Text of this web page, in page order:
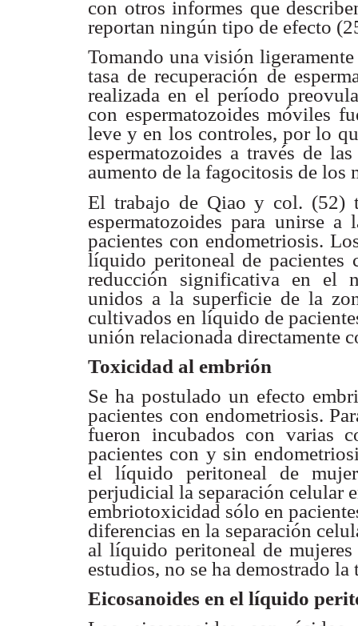
con otros informes que
reportan ningún tipo de efecto
Tomando una visión
tasa de recuperación de
realizada en el período
con espermatozoides móviles
leve y en los controles, por lo
espermatozoides a través de
aumento de la fagocitosis de los
El trabajo de Qiao y col. (52)
espermatozoides para unirse
pacientes con endometriosis.
líquido peritoneal de pacientes
reducción significativa en el
unidos a la superficie de la
cultivados en líquido de
unión relacionada directamente
Toxicidad al embrión
Se ha postulado un efecto
pacientes con endometriosis.
fueron incubados con varias
pacientes con y sin
el líquido peritoneal de
perjudicial la separación celular
embriotoxicidad sólo en
diferencias en la separación
al líquido peritoneal de
estudios, no se ha demostrado
Eicosanoides en el líquido